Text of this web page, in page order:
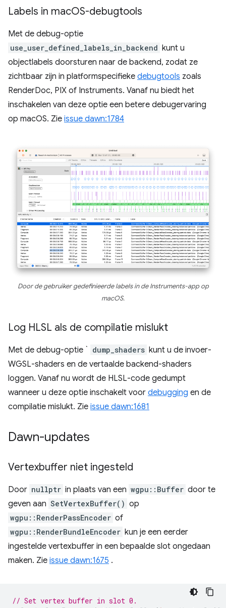
Labels in macOS-debugtools
Met de debug-optie
use_user_defined_labels_in_backend kunt u
objectlabels doorsturen naar de backend, zodat ze
zichtbaar zijn in platformspecifieke debugtools zoals
RenderDoc, PIX of Instruments. Vanaf nu biedt het
inschakelen van deze optie een betere debugervaring
op macOS. Zie issue dawn:1784
Door de gebruiker gedefinieerde labels in de Instruments-app op
macOS.
Log HLSL als de compilatie mislukt
Met de debug-optie ` dump_shaders kunt u de invoer-
WGSL-shaders en de vertaalde backend-shaders
loggen. Vanaf nu wordt de HLSL-code gedumpt
wanneer u deze optie inschakelt voor debugging en de
compilatie mislukt. Zie issue dawn:1681
Dawn-updates
Vertexbuffer niet ingesteld
Door nullptr in plaats van een wgpu::Buffer door te
geven aan SetVertexBuffer() op
wgpu::RenderPassEncoder of
wgpu::RenderBundleEncoder kun je een eerder
ingestelde vertexbuffer in een bepaalde slot ongedaan
maken. Zie issue dawn:1675 .
// Set vertex buffer in slot 0.